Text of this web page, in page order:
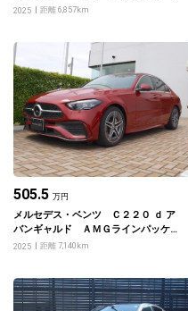
ブパッケージ・セーフティビジョンパ
2025 距離 6,857km
505.5 万円
メルセデス・ベンツ Ｃ２２０ ｄ ア
バンギャルド ＡＭＧラインパッケー
ジ
2025 距離 7,140km